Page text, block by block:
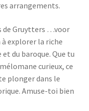
arrangements.
de Gruytters …voor
explorer la riche
du baroque. Que tu
curieux, ce
plonger dans le
Amuse-toi bien